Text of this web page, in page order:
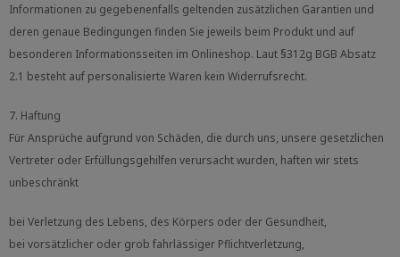
Informationen zu gegebenenfalls geltenden zusätzlichen Garantien und
deren genaue Bedingungen finden Sie jeweils beim Produkt und auf
besonderen Informationsseiten im Onlineshop. Laut §312g BGB Absatz
2.1 besteht auf personalisierte Waren kein Widerrufsrecht.
7. Haftung
Für Ansprüche aufgrund von Schäden, die durch uns, unsere gesetzlichen
Vertreter oder Erfüllungsgehilfen verursacht wurden, haften wir stets
unbeschränkt
bei Verletzung des Lebens, des Körpers oder der Gesundheit,
bei vorsätzlicher oder grob fahrlässiger Pflichtverletzung,